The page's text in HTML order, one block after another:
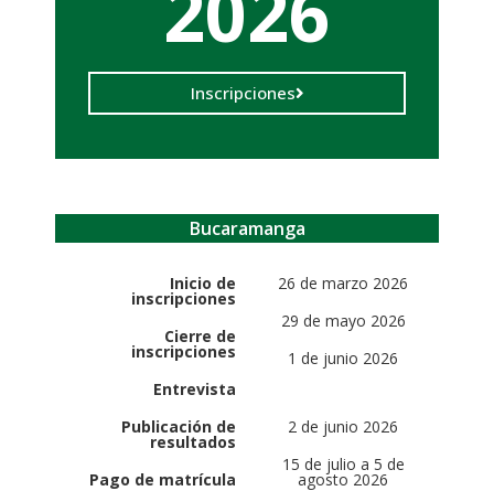
Inscripciones
Bucaramanga
Inicio de
inscripciones
Cierre de
inscripciones
Entrevista
26 de marzo 2026
29 de mayo 2026
1 de junio 2026
Publicación de
resultados
Pago de matrícula
2 de junio 2026
15 de julio a 5 de
agosto 2026